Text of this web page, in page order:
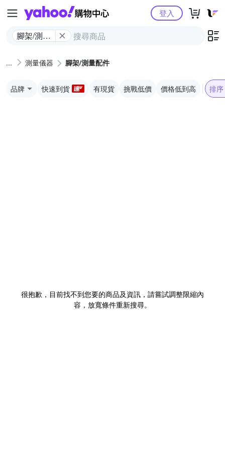
Yahoo購物中心
腳架/測量
登入
測量儀器 腳架/測量配件
品牌 快速到貨 有現貨 挑戰低價 價格低到高 排序
很抱歉，目前找不到您要的商品及資訊，請嘗試調整限縮內
容，放寬條件重新搜尋。